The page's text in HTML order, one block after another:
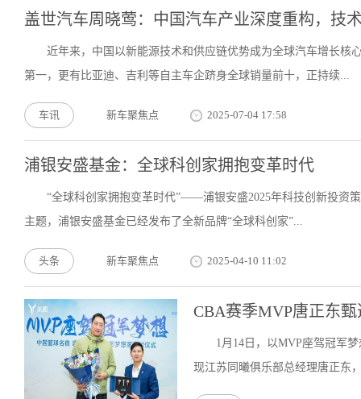
盖世汽车周晓莺：中国汽车产业深度重构，技
近年来，中国以新能源技术和供应链优势成为全球汽车增长核
第一，更有比亚迪、吉利等自主车企跻身全球销量前十，正持续...
车讯 新车聚焦点 2025-07-04 17:58
浦银安盛基金：全球科创家拥抱变革时代
“全球科创家拥抱变革时代”——浦银安盛2025年科技创新投资
主题，浦银安盛基金已经发布了全新品牌“全球科创家”...
头条 新车聚焦点 2025-04-10 11:02
CBA赛季MVP唐正东
1月14日，以MVP座驾冠军
现江苏同曦俱乐部总经理唐正东